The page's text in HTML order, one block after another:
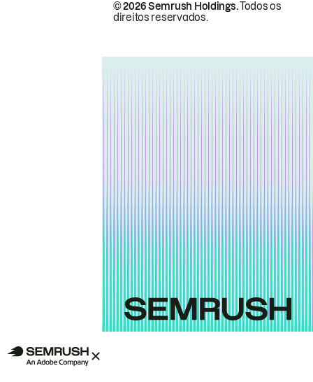
© 2026 Semrush Holdings.Todos os
direitos reservados.